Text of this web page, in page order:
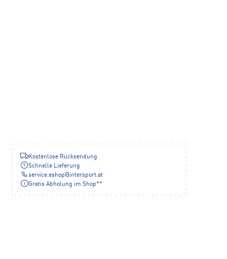
Kostenlose Rücksendung
Schnelle Lieferung
service.eshop@ intersport.at
Gratis Abholung im Shop**